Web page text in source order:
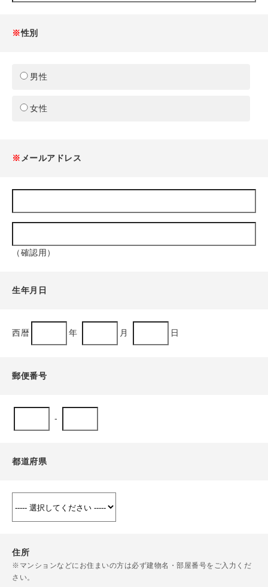
※性別
男性
女性
※ メールアドレス
（確認用）
生年月日
西暦 年 月 日
郵便番号
-
都道府県
住所
※マンションなどにお住まいの方は必ず建物名・部屋番号をご入力くだ
さい。